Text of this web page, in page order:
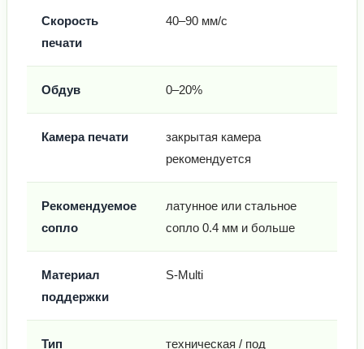
Скорость
печати
40–90 мм/с
Обдув 0–20%
Камера печати
закрытая камера
рекомендуется
Рекомендуемое
сопло
латунное или стальное
сопло 0.4 мм и больше
Материал
поддержки
S-Multi
Тип
техническая / под